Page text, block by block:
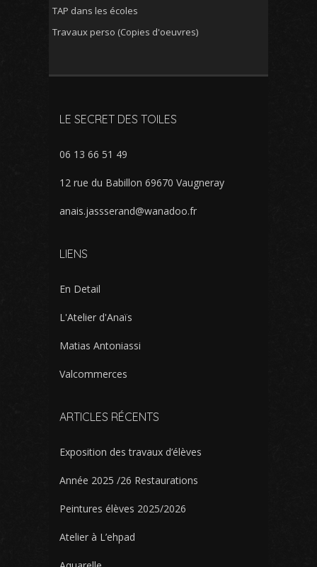
TAP dans les écoles
Travaux perso (Copies d'oeuvres)
LE SECRET DES TOILES
06 13 66 51 49
12 rue du Babillon 69670 Vaugneray
anais.jassserand@wanadoo.fr
LIENS
En Detail
L'Atelier d'Anaïs
Matias Antoniassi
Valcommerces
ARTICLES RÉCENTS
Exposition des travaux d’élèves
Année 2025 /26 Restaurations
Peintures élèves 2025/2026
Atelier à L’ehpad